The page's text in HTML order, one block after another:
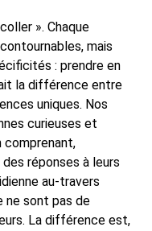
». Chaque
mais
: prendre en
la différence entre
uniques. Nos
curieuses et
comprenant,
réponses à leurs
au-travers
ne sont pas de
La différence est,